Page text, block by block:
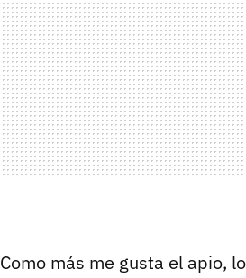
Como más me gusta el apio,